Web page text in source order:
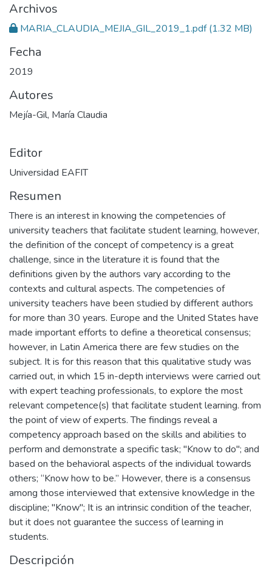
Archivos
MARIA_CLAUDIA_MEJIA_GIL_2019_1.pdf(1.32 MB)
Fecha
2019
Autores
Mejía-Gil, María Claudia
Editor
Universidad EAFIT
Resumen
There is an interest in knowing the competencies of
university teachers that facilitate student learning, however,
the definition of the concept of competency is a great
challenge, since in the literature it is found that the
definitions given by the authors vary according to the
contexts and cultural aspects. The competencies of
university teachers have been studied by different authors
for more than 30 years. Europe and the United States have
made important efforts to define a theoretical consensus;
however, in Latin America there are few studies on the
subject. It is for this reason that this qualitative study was
carried out, in which 15 in-depth interviews were carried out
with expert teaching professionals, to explore the most
relevant competence(s) that facilitate student learning. from
the point of view of experts. The findings reveal a
competency approach based on the skills and abilities to
perform and demonstrate a specific task; "Know to do"; and
based on the behavioral aspects of the individual towards
others; “Know how to be.” However, there is a consensus
among those interviewed that extensive knowledge in the
discipline; "Know"; It is an intrinsic condition of the teacher,
but it does not guarantee the success of learning in
students.
Descripción